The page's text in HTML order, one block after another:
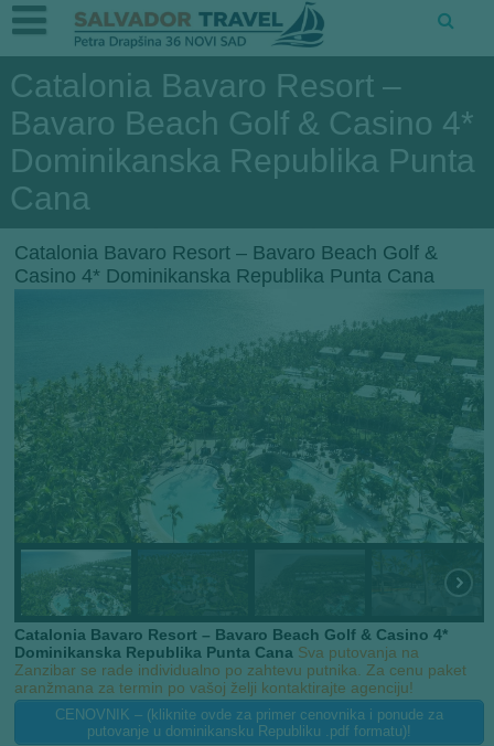
Catalonia Bavaro Resort –
Bavaro Beach Golf & Casino 4*
Dominikanska Republika Punta
Cana
Catalonia Bavaro Resort – Bavaro Beach Golf &
Casino 4* Dominikanska Republika Punta Cana
Catalonia Bavaro Resort – Bavaro Beach Golf & Casino 4*
Dominikanska Republika Punta Cana Sva putovanja na
Zanzibar se rade individualno po zahtevu putnika. Za cenu paket
aranžmana za termin po vašoj želji kontaktirajte agenciju!
CENOVNIK – (kliknite ovde za primer cenovnika i ponude za
putovanje u dominikansku Republiku .pdf formatu)!